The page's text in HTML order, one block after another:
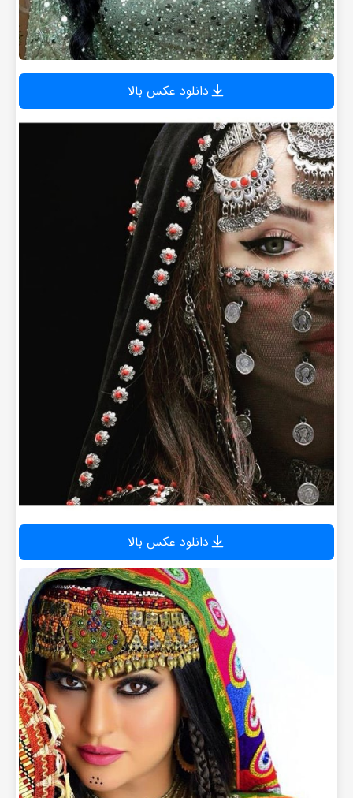
دانلود عکس بالا
دانلود عکس بالا